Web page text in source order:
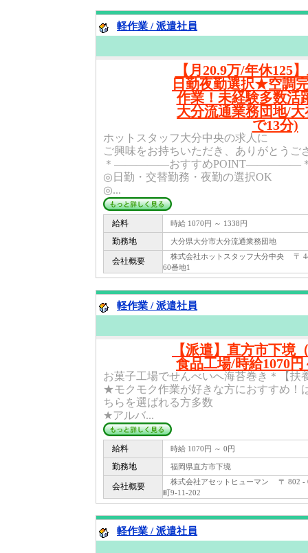
軽作業 / 派遣社員
【月20.9万/年休125
日勤夜勤選択★空調
作業！未経験多数活
大分流通業務団地/
で13分)
ホットスタッフ大分中央の求人に
ご興味をお持ちいただき、ありがとうご
＊―――――おすすめPOINT―――――
◎日勤・交替勤務・夜勤の選択OK
◎...
給料 時給 1070円 ～ 1338円
勤務地 大分県大分市大分流通業務団地
会社概要
株式会社ホットスタッフ大分中央 〒
60番地1
軽作業 / 派遣社員
【派遣】直方市下境
食品工場/時給1070
お菓子工場でせんべいへ海苔巻き＊【扶
★モクモク作業が好きな方におすすめ！
ちらを選ばれる方多数
★アルバ...
給料 時給 1070円 ～ 0円
勤務地 福岡県直方市下境
会社概要
株式会社アセットヒューマン 〒 802 -
町9-11-202
軽作業 / 派遣社員